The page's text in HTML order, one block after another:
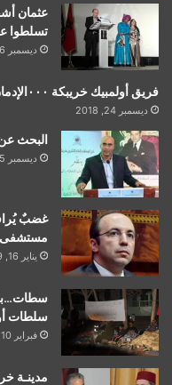
عثمان
تسلطوا
ديسمبر 16, 2018
فريق أولمبيك خريبكة ٠٠٠الإدمان على الهزيمة
ديسمبر 24, 2018
البحث
ديسمبر 15, 2018
غضبٌ
مستشفى
يناير 16, 2019
سلطات
فبراير 10, 2019
مدينـة